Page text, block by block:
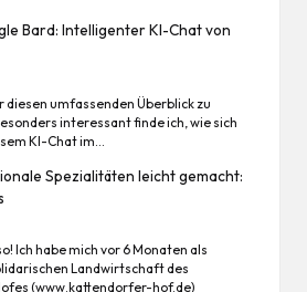
Bard: Intelligenter KI-Chat von
diesen umfassenden Überblick zu
interessant finde ich, wie sich
KI-Chat im…
Spezialitäten leicht gemacht:
Ich habe mich vor 6 Monaten als
Landwirtschaft des
(www.kattendorfer-hof.de)